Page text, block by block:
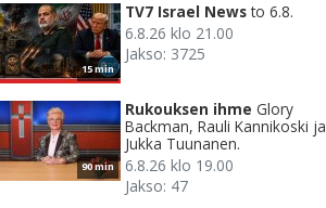
15 min
TV7 Israel News to 6.8.
6.8.26 klo 21.00
Jakso: 3725
90 min
Rukouksen ihme Glory
Backman, Rauli Kannikoski ja
Jukka Tuunanen.
6.8.26 klo 19.00
Jakso: 47